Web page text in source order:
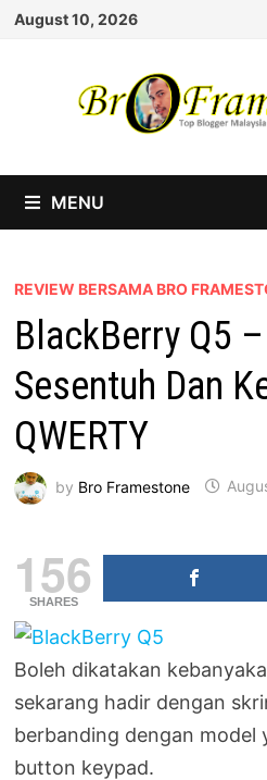
Skip
August 10, 2026
MENU
REVIEW BERSAMA BRO
BlackBerry Q5
Sesentuh Dan
QWERTY
by Bro Framestone
156
SHARES
Boleh dikatakan
sekarang hadir dengan
berbanding dengan model
button keypad.